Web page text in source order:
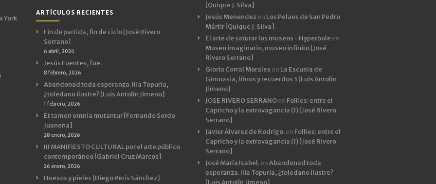
York
ARTÍCULOS RECIENTES
Fin de partida, fin de ciclo [José Rivero
Serrano]
6 abril, 2026
Jesús Fuentes, fue.
8 febrero, 2026
Abandonad toda esperanza. Ilia Topuria,
¿toledano ilustre? [Luis Antolín Jimeno]
1 febrero, 2026
Et tamen omnia mutantur [Fernando Sordo
Juanena]
28 enero, 2026
III MANIFIESTO CULTURAL por el arte público
contemporáneo [Gabriel Cruz Marcos]
26 enero, 2026
Huesos y pieles [Diego Peris Sánchez]
[Quique J. Silva]
Jesús Menendezen Los Pelaos de San Pedro
Mártir [Quique J. Silva]
El arte de saturar los museos - Hyperbole en
Museo imaginario, museo infinito [José
Rivero Serrano]
Gloria Corral Morales en La Escuela de
Gimnasia, libros y recuerdos 3 [Luis Antolín
Jimeno]
JOSE RIVERO SERRANOen Follies: entre el
Capricho y la extravagancia (1) [José Rivero
Serrano]
Javier Álvarez de Rodrigo.en Follies: entre el
Capricho y la extravagancia (1) [José Rivero
Serrano]
José María Isabel.enAbandonad toda
esperanza. Ilia Topuria, ¿toledano ilustre?
[Luis Antolín Jimeno]